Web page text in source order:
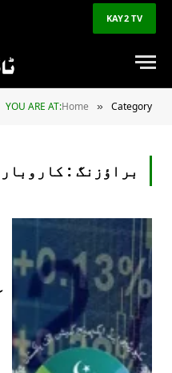
KAY2 TV
YOU ARE AT:Home » Category: "کاروبار"
براؤزنگ : کاروبار